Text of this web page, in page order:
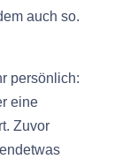
auch so.
persönlich:
eine
Zuvor